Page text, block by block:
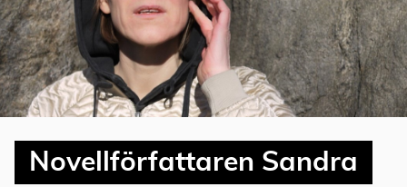
Novellförfattaren Sandra